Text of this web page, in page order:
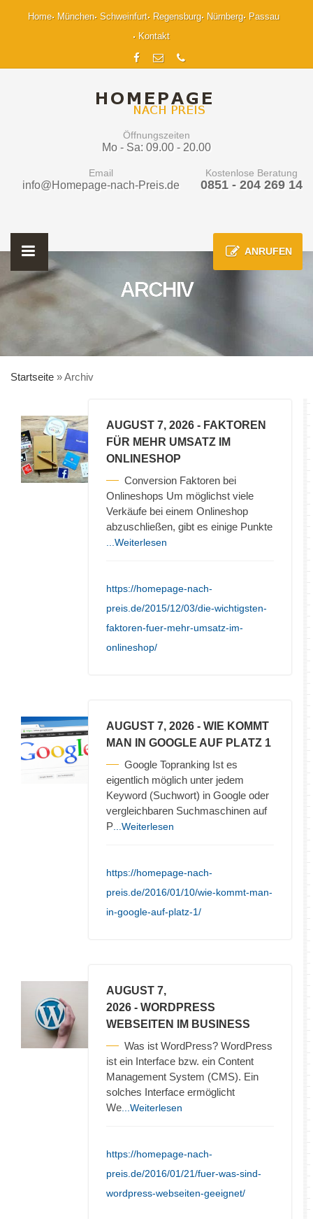
Home München Schweinfurt Regensburg Nürnberg
Passau
Kontakt
Öffnungszeiten
Mo - Sa: 09.00 - 20.00
Email
info@Homepage-nach-Preis.de
Kostenlose Beratung
0851 - 204 269 14
ANRUFEN
ARCHIV
Startseite »Archiv
AUGUST 7, 2026 - FAKTOREN
FÜR MEHR UMSATZ IM
ONLINESHOP
Conversion Faktoren bei
Onlineshops Um möglichst viele
Verkäufe bei einem Onlineshop
abzuschließen, gibt es einige Punkte
...Weiterlesen
https://homepage-nach-
preis.de/2015/12/03/die-wichtigsten-
faktoren-fuer-mehr-umsatz-im-
onlineshop/
AUGUST 7, 2026 - WIE KOMMT
MAN IN GOOGLE AUF PLATZ 1
Google Topranking Ist es
eigentlich möglich unter jedem
Keyword (Suchwort) in Google oder
vergleichbaren Suchmaschinen auf
P ...Weiterlesen
https://homepage-nach-
preis.de/2016/01/10/wie-kommt-man-
in-google-auf-platz-1/
AUGUST 7,
2026 - WORDPRESS
WEBSEITEN IM BUSINESS
Was ist WordPress? WordPress
ist ein Interface bzw. ein Content
Management System (CMS). Ein
solches Interface ermöglicht
We ...Weiterlesen
https://homepage-nach-
preis.de/2016/01/21/fuer-was-sind-
wordpress-webseiten-geeignet/